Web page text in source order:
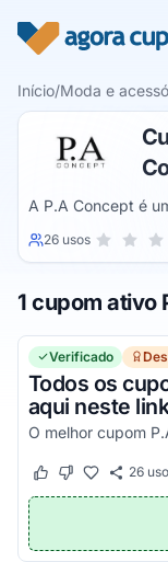
Início/Moda e
A P.A Concept é
vende vestidos,
camisetas com
26 usosSua nota
3
2
1 estrela
1 cupom ativo
Verificado
Todos os
aqui neste
Este cupom
Este cupom26